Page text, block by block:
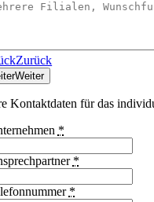
Zurück
Weiter
Kontaktdaten für das
*
*
*